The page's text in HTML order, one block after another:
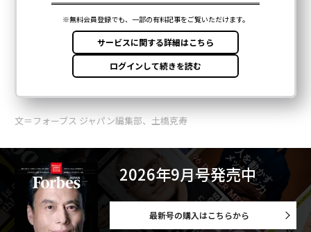
文＝フォーブス ジャパン編集部、土橋克寿
2026年9月号発売中
最新号の購入はこちらから